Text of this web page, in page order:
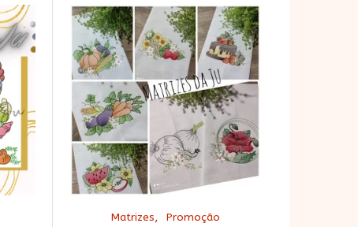
Matrizes, Promoção